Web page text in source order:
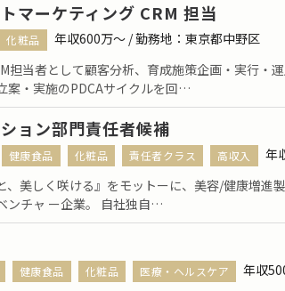
マーケティング CRM 担当
化粧品
年収600万〜 / 勤務地：東京都中野区
担当者として顧客分析、育成施策企画・実行・
案・実施のPDCAサイクルを回…
ョン部門責任者候補
健康食品 化粧品 責任者クラス 高収入
年
、美しく咲ける』をモットーに、美容/健康増進
ンチャ ー企業。 自社独自…
健康食品 化粧品 医療・ヘルスケア
年収